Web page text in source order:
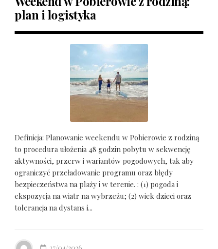
plan i logistyka
Definicja: Planowanie weekendu w Pobierowie z rodziną
to procedura ułożenia 48 godzin pobytu w sekwencję
aktywności, przerw i wariantów pogodowych, tak aby
ograniczyć przeładowanie programu oraz błędy
bezpieczeństwa na plaży i w terenie. : (1) pogoda i
ekspozycja na wiatr na wybrzeżu; (2) wiek dzieci oraz
tolerancja na dystans i...